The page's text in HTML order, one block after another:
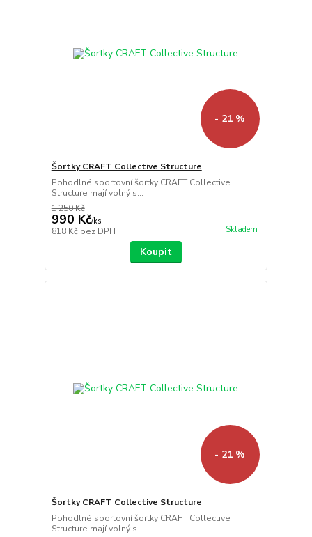
- 21 %
Šortky CRAFT Collective Structure
Pohodlné sportovní šortky CRAFT Collective
Structure mají volný s...
1 250 Kč
990 Kč/ks
818 Kč bez DPH Skladem
Koupit
- 21 %
Šortky CRAFT Collective Structure
Pohodlné sportovní šortky CRAFT Collective
Structure mají volný s...